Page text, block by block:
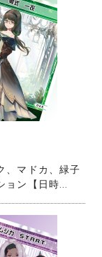
、マドカ、緑子
ョン【日時...